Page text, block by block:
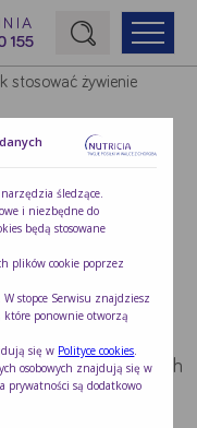
155
stosować żywienie
medyczne w
z najczęściej
i przyjaciół
najbliżsi zwykle
i jak
odżywiony, lepiej
do siebie po kolejnych
czy zabiegach
ma znaczenie na
śledzące.
i niezbędne do
będą stosowane
plików cookie poprzez
stopce Serwisu znajdziesz
ponownie otworzą
się w Polityce cookies
osobowych znajdują się w
prywatności są dodatkowo